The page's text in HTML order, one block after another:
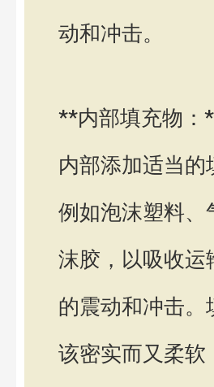
动和冲击。
**内部填充物：
内部添加适当的
例如泡沫塑料、
沫胶，以吸收运
的震动和冲击。
该密实而又柔软